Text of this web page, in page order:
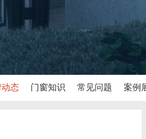
态 门窗知识 常见问题 案例